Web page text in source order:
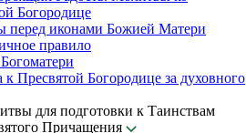
Богородице
перед иконами Божией Матери
правило
Пресвятой Богородице за духовного
для подготовки к Таинствам
Причащения